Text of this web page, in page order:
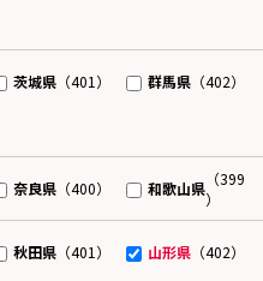
茨城県（401） 群馬県（402）
奈良県（400） 和歌山県 （399
）
秋田県（401） 山形県（402）